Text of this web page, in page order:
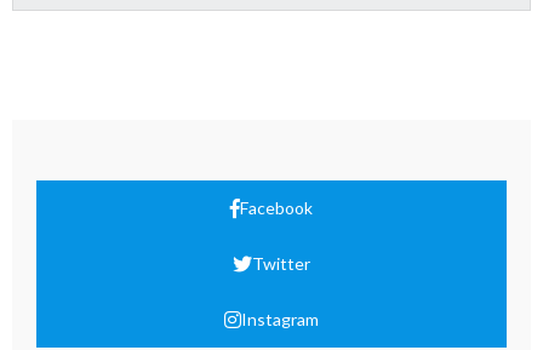
Facebook
Twitter
Instagram